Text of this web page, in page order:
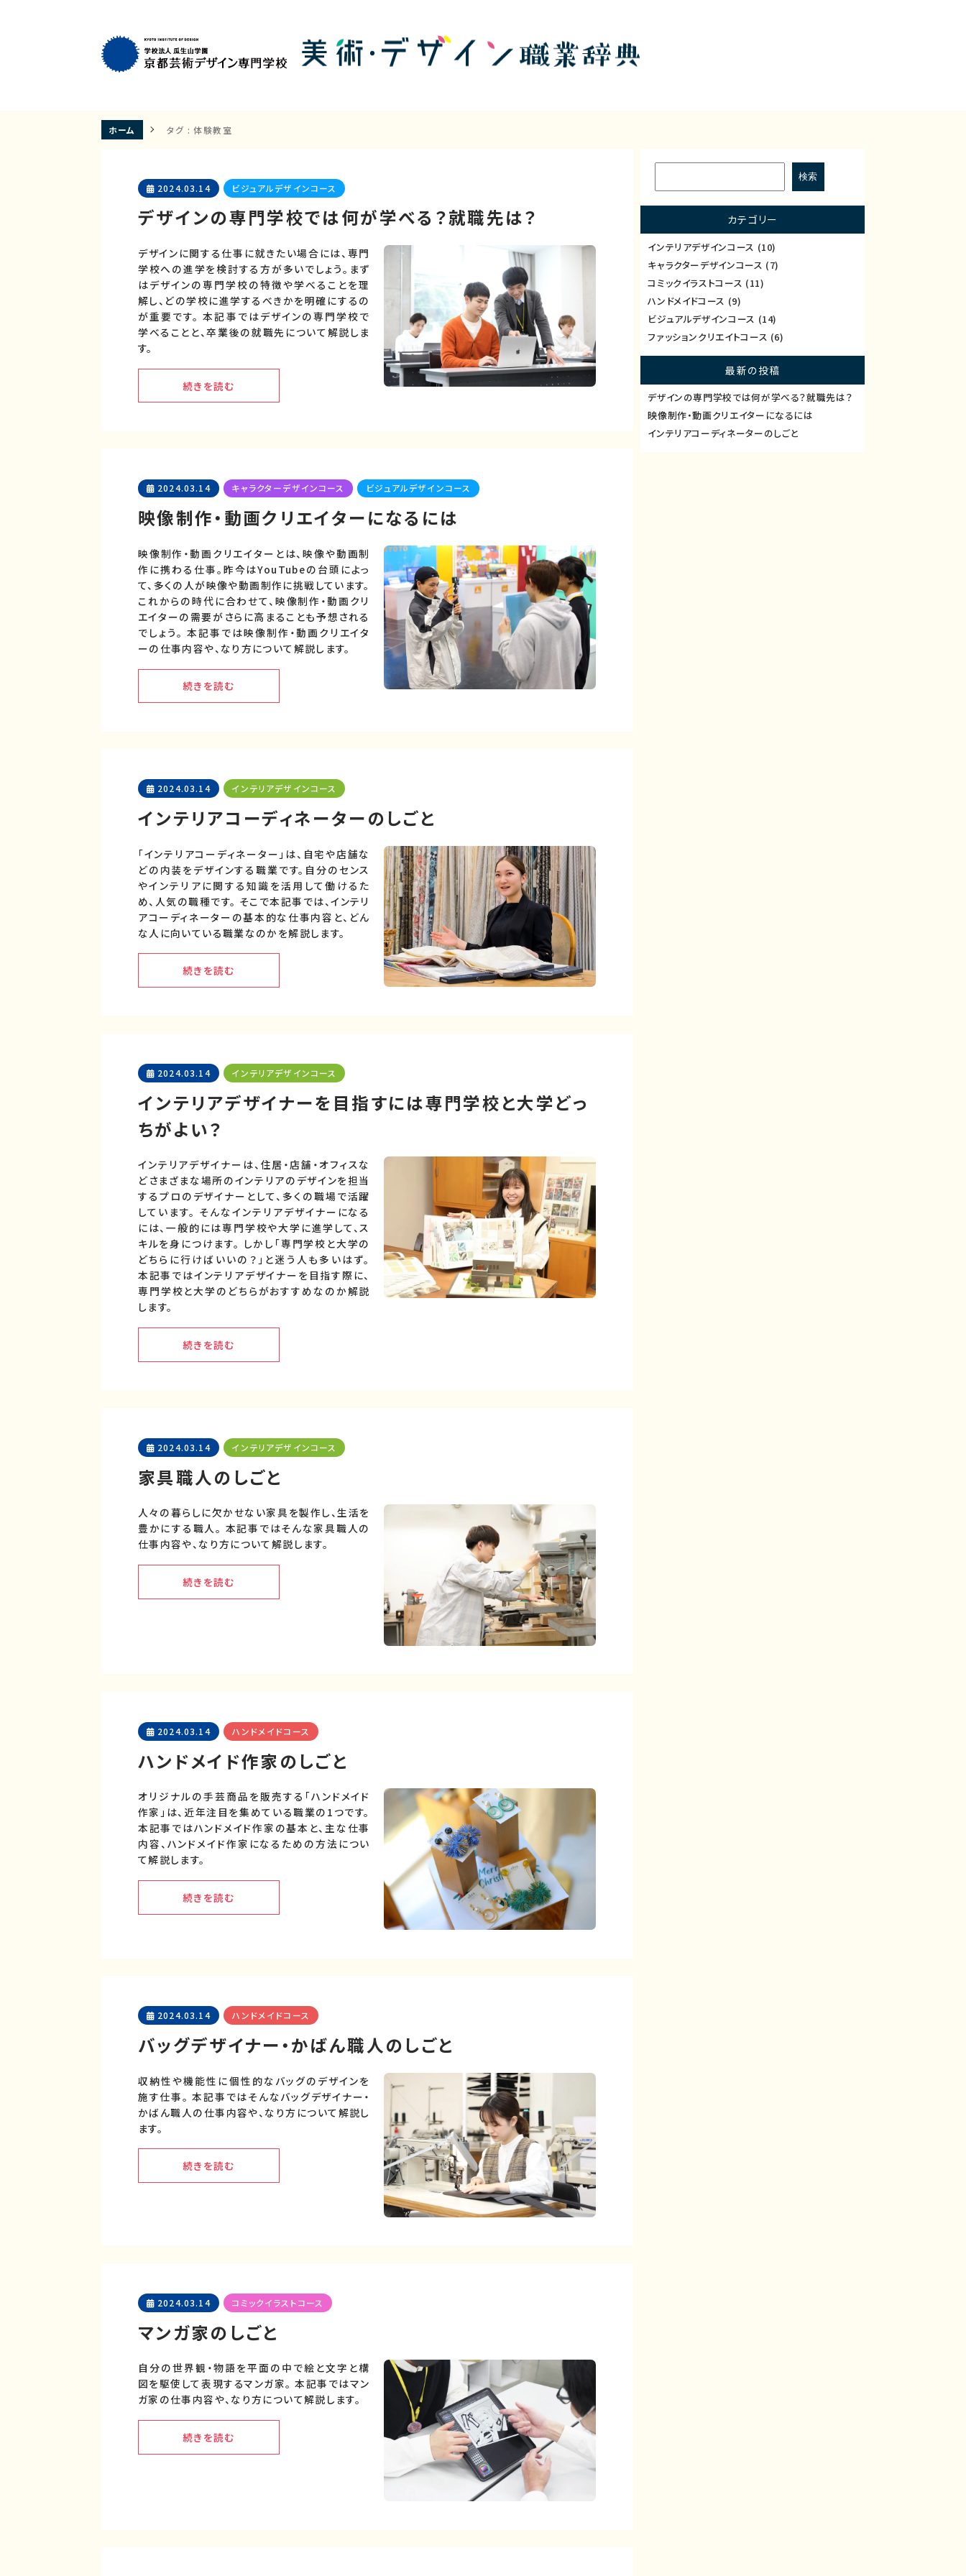
ホーム タグ : 体験教室
2024.03.14 ビジュアルデザインコース
デザインの専門学校では何が学べる？就職先は？
デザインに関する仕事に就きたい場合には、専門
学校への進学を検討する方が多いでしょう。まず
はデザインの専門学校の特徴や学べることを理
解し、どの学校に進学するべきかを明確にするの
が重要です。 本記事ではデザインの専門学校で
学べることと、卒業後の就職先について解説しま
す。
続きを読む
2024.03.14 キャラクターデザインコース ビジュアルデザインコース
映像制作・動画クリエイターになるには
映像制作・動画クリエイターとは、映像や動画制
作に携わる仕事。昨今はYouTubeの台頭によっ
て、多くの人が映像や動画制作に挑戦しています。
これからの時代に合わせて、映像制作・動画クリ
エイターの需要がさらに高まることも予想される
でしょう。 本記事では映像制作・動画クリエイタ
ーの仕事内容や、なり方について解説します。
続きを読む
2024.03.14 インテリアデザインコース
インテリアコーディネーターのしごと
「インテリアコーディネーター」は、自宅や店舗な
どの内装をデザインする職業です。自分のセンス
やインテリアに関する知識を活用して働けるた
め、人気の職種です。 そこで本記事では、インテリ
アコーディネーターの基本的な仕事内容と、どん
な人に向いている職業なのかを解説します。
続きを読む
2024.03.14 インテリアデザインコース
インテリアデザイナーを目指すには専門学校と大学どっ
ちがよい？
インテリアデザイナーは、住居・店舗・オフィスな
どさまざまな場所のインテリアのデザインを担当
するプロのデザイナーとして、多くの職場で活躍
しています。 そんなインテリアデザイナーになる
には、一般的には専門学校や大学に進学して、ス
キルを身につけます。 しかし「専門学校と大学の
どちらに行けばいいの？」と迷う人も多いはず。
本記事ではインテリアデザイナーを目指す際に、
専門学校と大学のどちらがおすすめなのか解説
します。
続きを読む
2024.03.14 インテリアデザインコース
家具職人のしごと
人々の暮らしに欠かせない家具を製作し、生活を
豊かにする職人。 本記事ではそんな家具職人の
仕事内容や、なり方について解説します。
続きを読む
2024.03.14 ハンドメイドコース
ハンドメイド作家のしごと
オリジナルの手芸商品を販売する「ハンドメイド
作家」は、近年注目を集めている職業の1つです。
本記事ではハンドメイド作家の基本と、主な仕事
内容、ハンドメイド作家になるための方法につい
て解説します。
続きを読む
2024.03.14 ハンドメイドコース
バッグデザイナー・かばん職人のしごと
収納性や機能性に個性的なバッグのデザインを
施す仕事。 本記事ではそんなバッグデザイナー・
かばん職人の仕事内容や、なり方について解説し
ます。
続きを読む
2024.03.14 コミックイラストコース
マンガ家のしごと
自分の世界観・物語を平面の中で絵と文字と構
図を駆使して表現するマンガ家。 本記事ではマン
ガ家の仕事内容や、なり方について解説します。
続きを読む
カテゴリー
インテリアデザインコース (10)
キャラクターデザインコース (7)
コミックイラストコース (11)
ハンドメイドコース (9)
ビジュアルデザインコース (14)
ファッションクリエイトコース (6)
最新の投稿
デザインの専門学校では何が学べる？就職先は？
映像制作・動画クリエイターになるには
インテリアコーディネーターのしごと